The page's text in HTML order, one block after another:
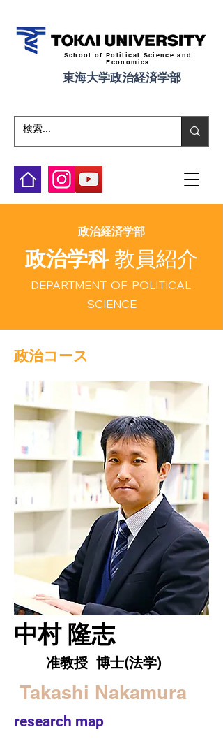
School of Political Science and
Economics
東海大学政治経済学部
​政治経済学部
政治学科教員紹介
DEPARTMENT OF POLITICAL
SCIENCE
政治コース
中村 隆志
准教授 博士(法学)
Takashi Nakamura
research map